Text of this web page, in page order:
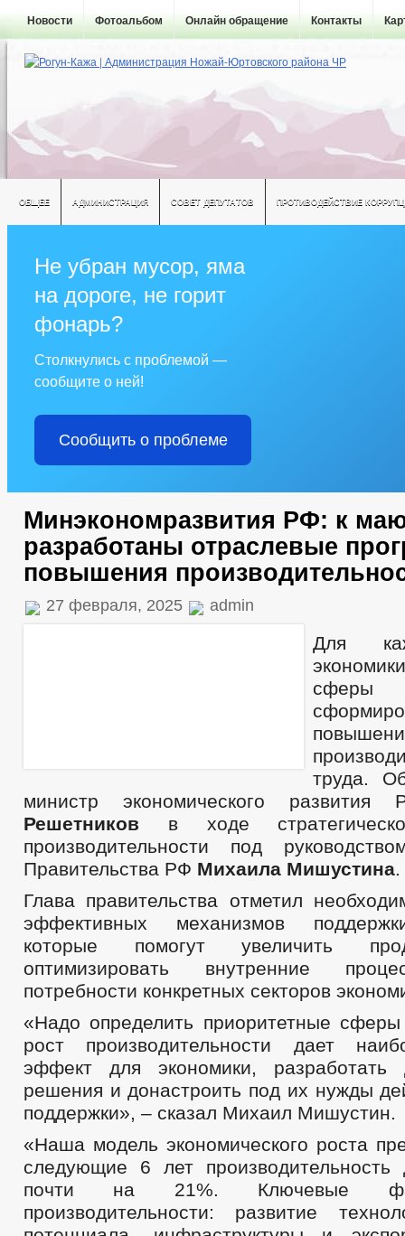
Новости Фотоальбом Онлайн обращение Контакты
ОБЩЕЕ АДМИНИСТРАЦИЯ СОВЕТ ДЕПУТАТОВ ПРОТИВОДЕЙСТВИЕ
Не убран мусор, яма
на дороге, не горит
фонарь?
Столкнулись с проблемой —
сообщите о ней!
Сообщить о проблеме
Минэкономразвития РФ: к
разработаны отраслевые
повышения
27 февраля, 2025 admin
Для
сферы
труда.
министр экономического
Решетников в ходе
производительности под
Правительства РФ Михаила Мишустина.
Глава правительства отметил
эффективных механизмов
которые помогут увеличить
оптимизировать внутренние
потребности конкретных секторов
«Надо определить приоритетные
рост производительности дает
эффект для экономики,
решения и донастроить под их нужды
поддержки», – сказал Михаил Мишустин.
«Наша модель экономического роста
следующие 6 лет производительность
почти на 21%. Ключевые
производительности: развитие